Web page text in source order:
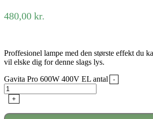
480,00 kr.
Proffesionel lampe med den største effekt du
vil elske dig for denne slags lys.
Gavita Pro 600W 400V EL antal
-
+